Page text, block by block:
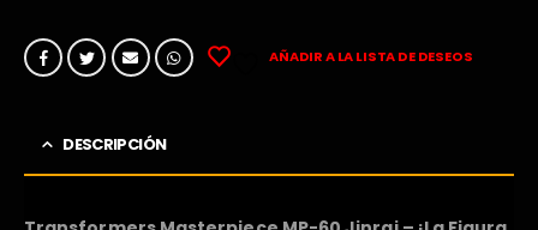
AÑADIR A LA LISTA DE DESEOS
DESCRIPCIÓN